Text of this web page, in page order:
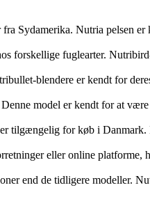
Sydamerika. Nutria pelsen
forskellige fuglearter.
blendere er kendt for
model er kendt for at
tilgængelig for køb i
eller online
end de tidligere modeller.